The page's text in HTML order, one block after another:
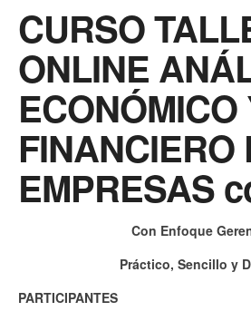
CURSO
ONLINE
ECONÓMICO
FINANCIERO
EMPRESAS
Con Enfoque
Práctico, Sencillo y
PARTICIPANTES